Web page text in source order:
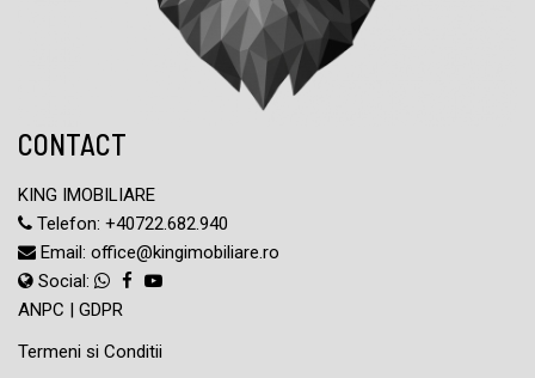
CONTACT
KING IMOBILIARE
Telefon: +40722.682.940
Email: office@kingimobiliare.ro
Social:
ANPC | GDPR
Termeni si Conditii